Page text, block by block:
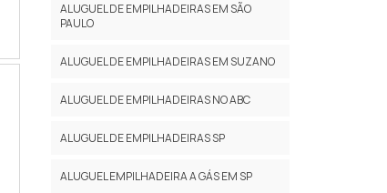
ALUGUEL DE EMPILHADEIRAS EM SÃO
PAULO
ALUGUEL DE EMPILHADEIRAS EM SUZANO
ALUGUEL DE EMPILHADEIRAS NO ABC
ALUGUEL DE EMPILHADEIRAS SP
ALUGUEL EMPILHADEIRA A GÁS EM SP